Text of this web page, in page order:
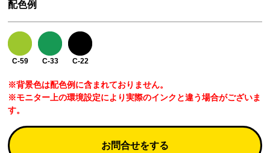
配色例
C-59 C-33 C-22
※背景色は配色例に含まれておりません。
※モニター上の環境設定により実際のインクと違う場合がございま
す。
お問合せをする